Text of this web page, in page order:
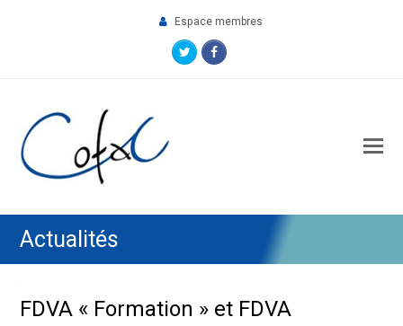
Espace membres
TwitterFacebook
Actualités
FDVA « Formation » et FDVA